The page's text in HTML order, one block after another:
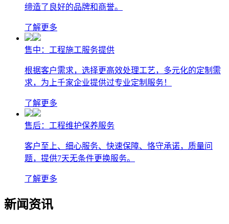
缔造了良好的品牌和商誉。
了解更多
售中：工程施工服务提供
根据客户需求，选择更高效处理工艺，多元化的定制需
求，为上千家企业提供过专业定制服务！
了解更多
售后：工程维护保养服务
客户至上、细心服务、快速保障、恪守承诺，质量问
题，提供7天无条件更换服务。
了解更多
新闻资讯